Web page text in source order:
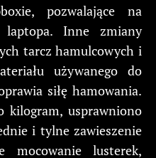
pozwalające na
laptopa. Inne zmiany
tarcz hamulcowych i
używanego do
siłę hamowania.
kilogram, usprawniono
i tylne zawieszenie
mocowanie lusterek,